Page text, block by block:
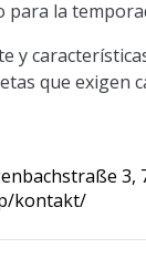
para la
y
que exigen
3,
kontakt/